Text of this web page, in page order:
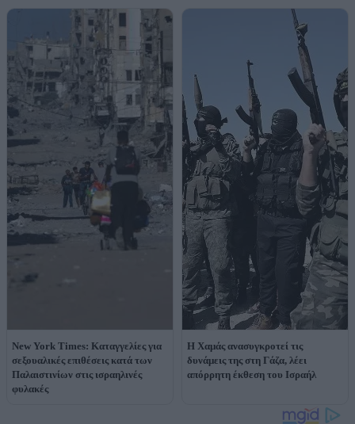
New York Times: Καταγγελίες για
σεξουαλικές επιθέσεις κατά των
Παλαιστινίων στις ισραηλινές
φυλακές
Η Χαμάς ανασυγκροτεί τις
δυνάμεις της στη Γάζα, λέει
απόρρητη έκθεση του Ισραήλ